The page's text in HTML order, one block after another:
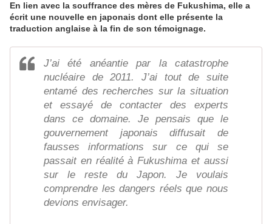
En lien avec la souffrance des mères de Fukushima, elle a
écrit une nouvelle en japonais dont elle présente la
traduction anglaise à la fin de son témoignage.
J’ai été anéantie par la catastrophe
nucléaire de 2011. J’ai tout de suite
entamé des recherches sur la situation
et essayé de contacter des experts
dans ce domaine. Je pensais que le
gouvernement japonais diffusait de
fausses informations sur ce qui se
passait en réalité à Fukushima et aussi
sur le reste du Japon. Je voulais
comprendre les dangers réels que nous
devions envisager.